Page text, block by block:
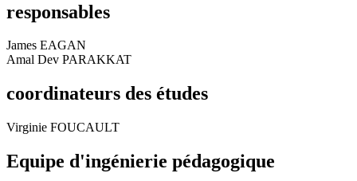
responsables
James EAGAN
Amal Dev PARAKKAT
coordinateurs des études
Virginie FOUCAULT
Equipe d'ingénierie pédagogique